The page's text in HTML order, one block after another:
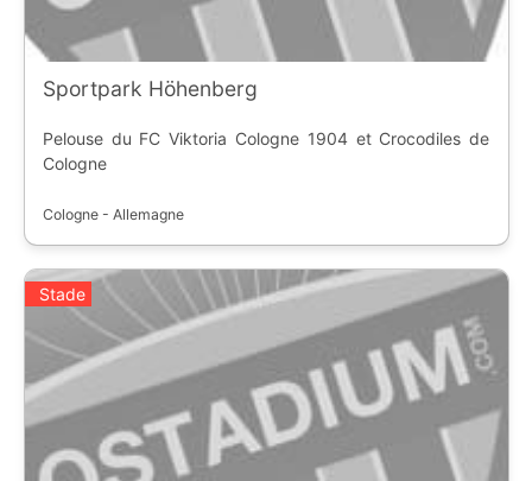
Sportpark Höhenberg
Pelouse du FC Viktoria Cologne 1904 et Crocodiles de
Cologne
Cologne - Allemagne
Stade